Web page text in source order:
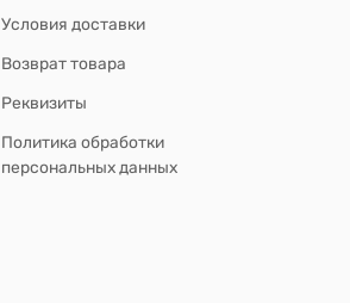
Условия доставки
Возврат товара
Реквизиты
Политика обработки
персональных данных